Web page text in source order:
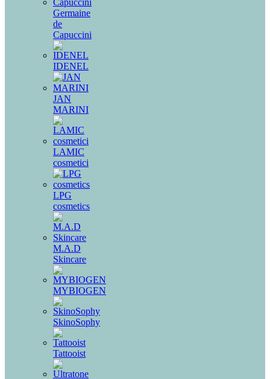
Germaine
de
Capuccini
IDENEL
JAN
MARINI
LAMIC
cosmetici
LPG
cosmetics
M.A.D
Skincare
MYBIOGEN
SkinoSophy
Tattooist